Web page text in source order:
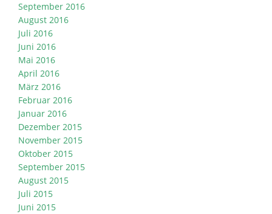
September 2016
August 2016
Juli 2016
Juni 2016
Mai 2016
April 2016
März 2016
Februar 2016
Januar 2016
Dezember 2015
November 2015
Oktober 2015
September 2015
August 2015
Juli 2015
Juni 2015